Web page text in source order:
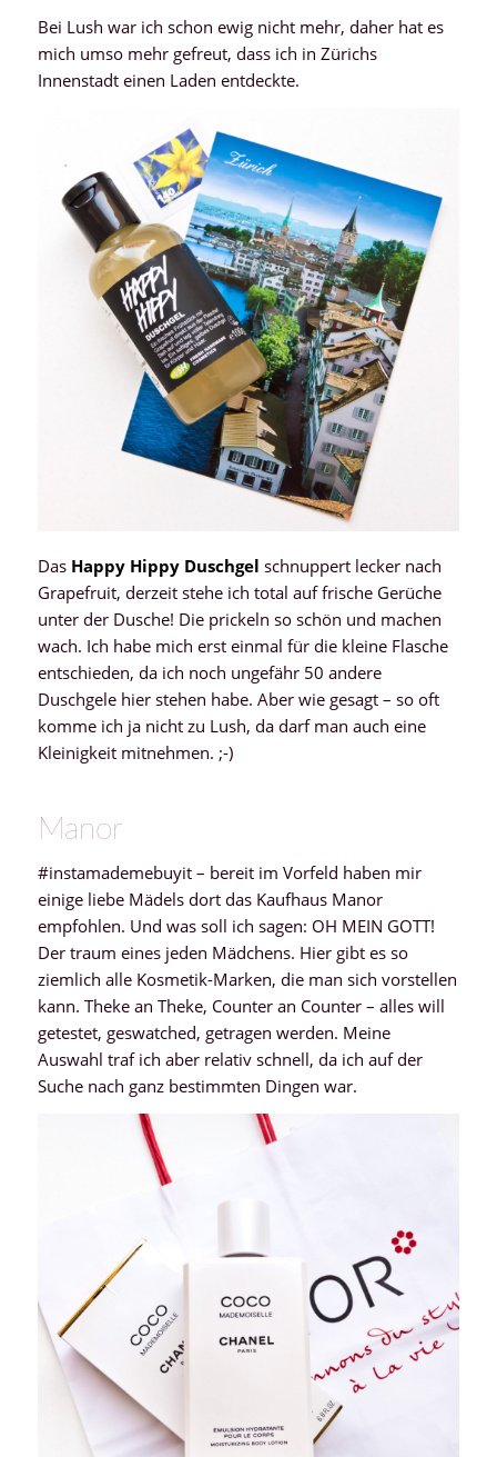
Bei Lush war ich schon ewig nicht mehr, daher hat es
mich umso mehr gefreut, dass ich in Zürichs
Innenstadt einen Laden entdeckte.
Das Happy Hippy Duschgel schnuppert lecker nach
Grapefruit, derzeit stehe ich total auf frische Gerüche
unter der Dusche! Die prickeln so schön und machen
wach. Ich habe mich erst einmal für die kleine Flasche
entschieden, da ich noch ungefähr 50 andere
Duschgele hier stehen habe. Aber wie gesagt – so oft
komme ich ja nicht zu Lush, da darf man auch eine
Kleinigkeit mitnehmen. ;-)
Manor
#instamademebuyit – bereit im Vorfeld haben mir
einige liebe Mädels dort das Kaufhaus Manor
empfohlen. Und was soll ich sagen: OH MEIN GOTT!
Der traum eines jeden Mädchens. Hier gibt es so
ziemlich alle Kosmetik-Marken, die man sich vorstellen
kann. Theke an Theke, Counter an Counter – alles will
getestet, geswatched, getragen werden. Meine
Auswahl traf ich aber relativ schnell, da ich auf der
Suche nach ganz bestimmten Dingen war.